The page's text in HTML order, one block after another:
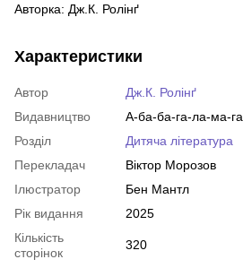
Авторка: Дж.К. Ролінґ
Характеристики
Автор
Дж.К. Ролінґ
Видавництво
А-ба-ба-га-ла-ма-га
Розділ
Дитяча література
Перекладач
Віктор Морозов
Ілюстратор
Бен Мантл
Рік видання
2025
Кількість
сторінок
320